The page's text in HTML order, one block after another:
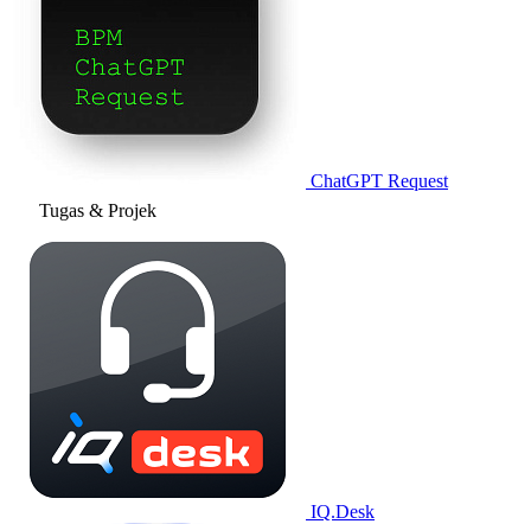
ChatGPT Request
Tugas & Projek
IQ.Desk